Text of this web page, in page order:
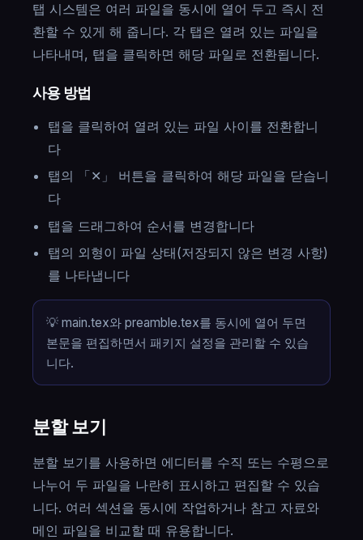
탭 시스템은 여러 파일을 동시에 열어 두고 즉시 전
환할 수 있게 해 줍니다. 각 탭은 열려 있는 파일을
나타내며, 탭을 클릭하면 해당 파일로 전환됩니다.
사용 방법
탭을 클릭하여 열려 있는 파일 사이를 전환합니
다
탭의 「✕」 버튼을 클릭하여 해당 파일을 닫습니
다
탭을 드래그하여 순서를 변경합니다
탭의 외형이 파일 상태(저장되지 않은 변경 사항)
를 나타냅니다
💡 main.tex와 preamble.tex를 동시에 열어 두면
본문을 편집하면서 패키지 설정을 관리할 수 있습
니다.
분할 보기
분할 보기를 사용하면 에디터를 수직 또는 수평으로
나누어 두 파일을 나란히 표시하고 편집할 수 있습
니다. 여러 섹션을 동시에 작업하거나 참고 자료와
메인 파일을 비교할 때 유용합니다.